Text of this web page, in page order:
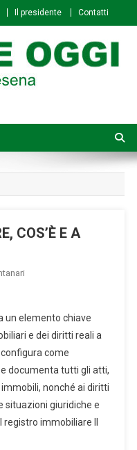
Il presidente Contatti
COS’È E A
un elemento chiave
e dei diritti reali a
come
documenta tutti gli atti,
nonché ai diritti
situazioni giuridiche e
immobiliare Il